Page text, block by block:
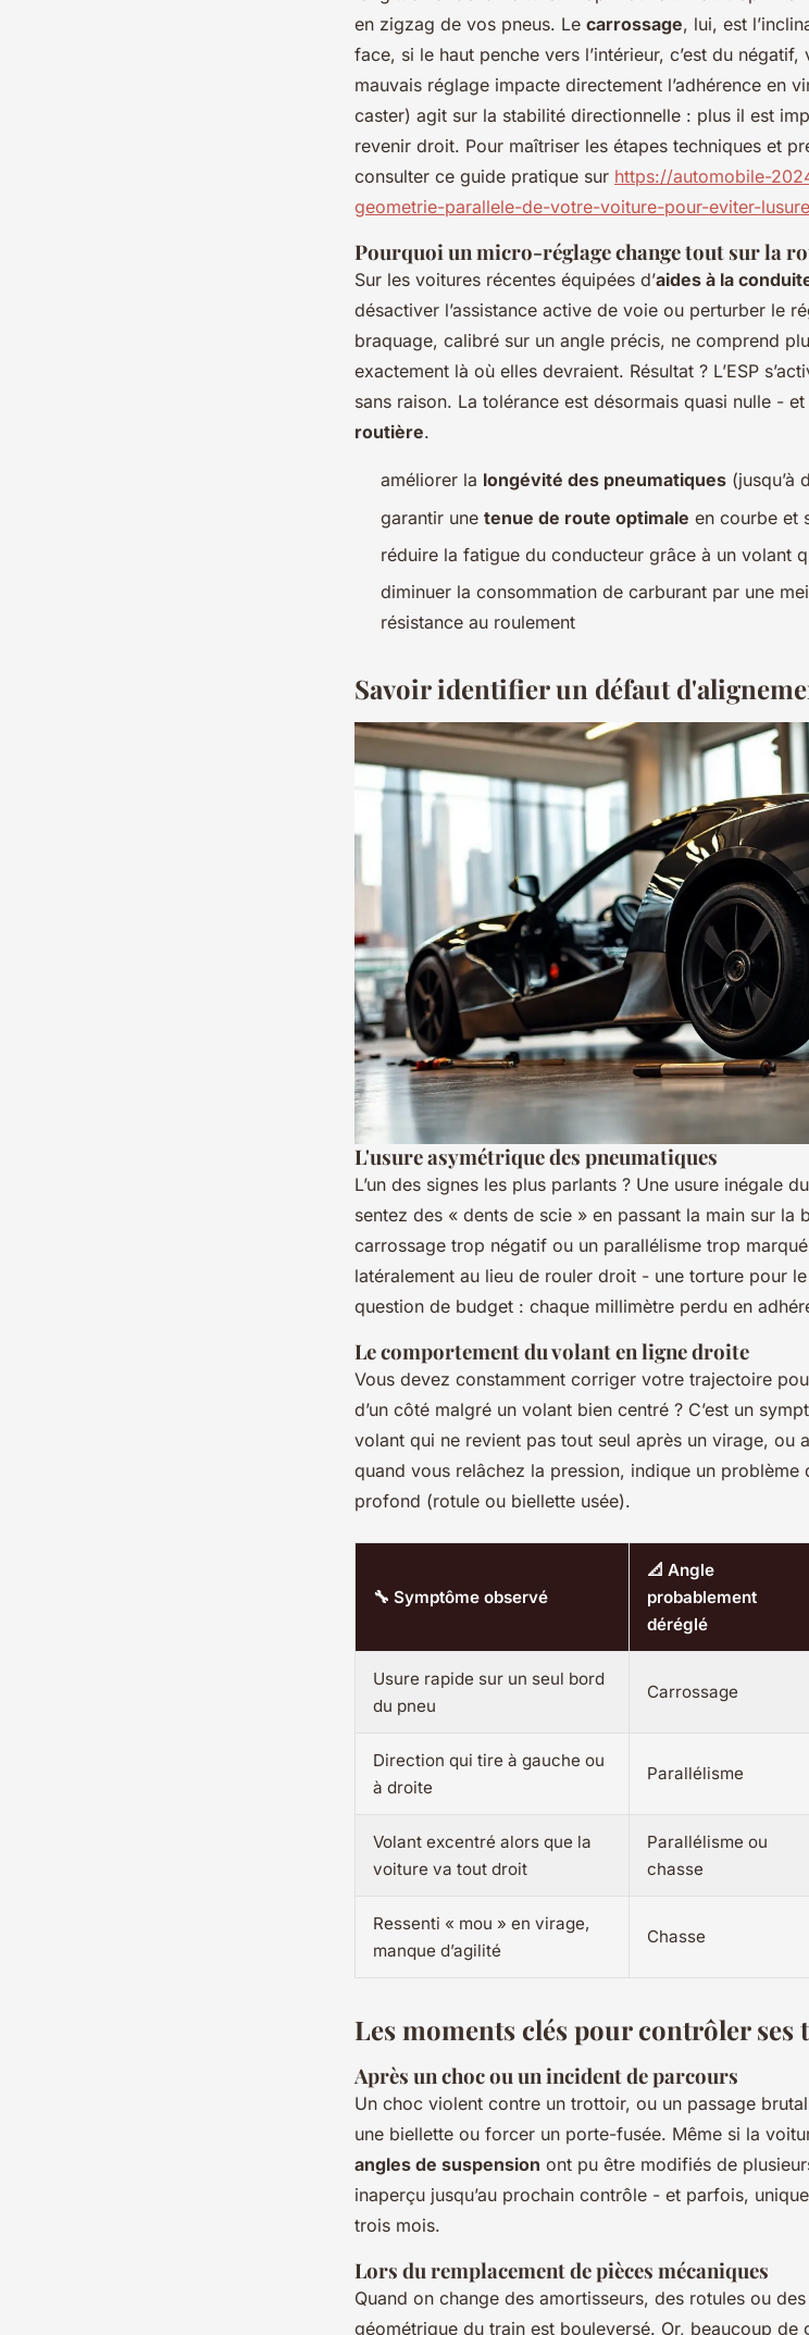
en zigzag de vos pneus. Le carrossage, lui, est
face, si le haut penche vers l’intérieur, c’est du
mauvais réglage impacte directement l’adhérence en
caster) agit sur la stabilité directionnelle : plus il est
revenir droit. Pour maîtriser les étapes techniques et
consulter ce guide pratique sur https://automobile-
geometrie-parallele-de-votre-voiture-pour-eviter-
Pourquoi un micro-réglage change tout sur la
Sur les voitures récentes équipées d’aides à la
désactiver l’assistance active de voie ou perturber le
braquage, calibré sur un angle précis, ne comprend
exactement là où elles devraient. Résultat ? L’ESP
sans raison. La tolérance est désormais quasi nulle -
routière.
améliorer la longévité des pneumatiques (jusqu’à
garantir une tenue de route optimale en courbe et
réduire la fatigue du conducteur grâce à un volant
diminuer la consommation de carburant par une
résistance au roulement
Savoir identifier un défaut
L'usure asymétrique des pneumatiques
L’un des signes les plus parlants ? Une usure inégale
sentez des « dents de scie » en passant la main sur la
carrossage trop négatif ou un parallélisme trop
latéralement au lieu de rouler droit - une torture pour le
question de budget : chaque millimètre perdu en
Le comportement du volant en ligne droite
Vous devez constamment corriger votre trajectoire
d’un côté malgré un volant bien centré ? C’est un
volant qui ne revient pas tout seul après un virage, ou
quand vous relâchez la pression, indique un problème
profond (rotule ou biellette usée).
🔧 Symptôme observé
📐 Angle
probablement
déréglé
Usure rapide sur un seul bord
du pneu
Carrossage
Direction qui tire à gauche ou
à droite
Parallélisme
Volant excentré alors que la
voiture va tout droit
Parallélisme ou
chasse
Ressenti « mou » en virage,
manque d’agilité
Chasse
Les moments clés pour contrôler
Après un choc ou un incident de parcours
Un choc violent contre un trottoir, ou un passage
une biellette ou forcer un porte-fusée. Même si la
angles de suspension ont pu être modifiés de
inaperçu jusqu’au prochain contrôle - et parfois,
trois mois.
Lors du remplacement de pièces mécaniques
Quand on change des amortisseurs, des rotules ou
géométrique du train est bouleversé. Or, beaucoup